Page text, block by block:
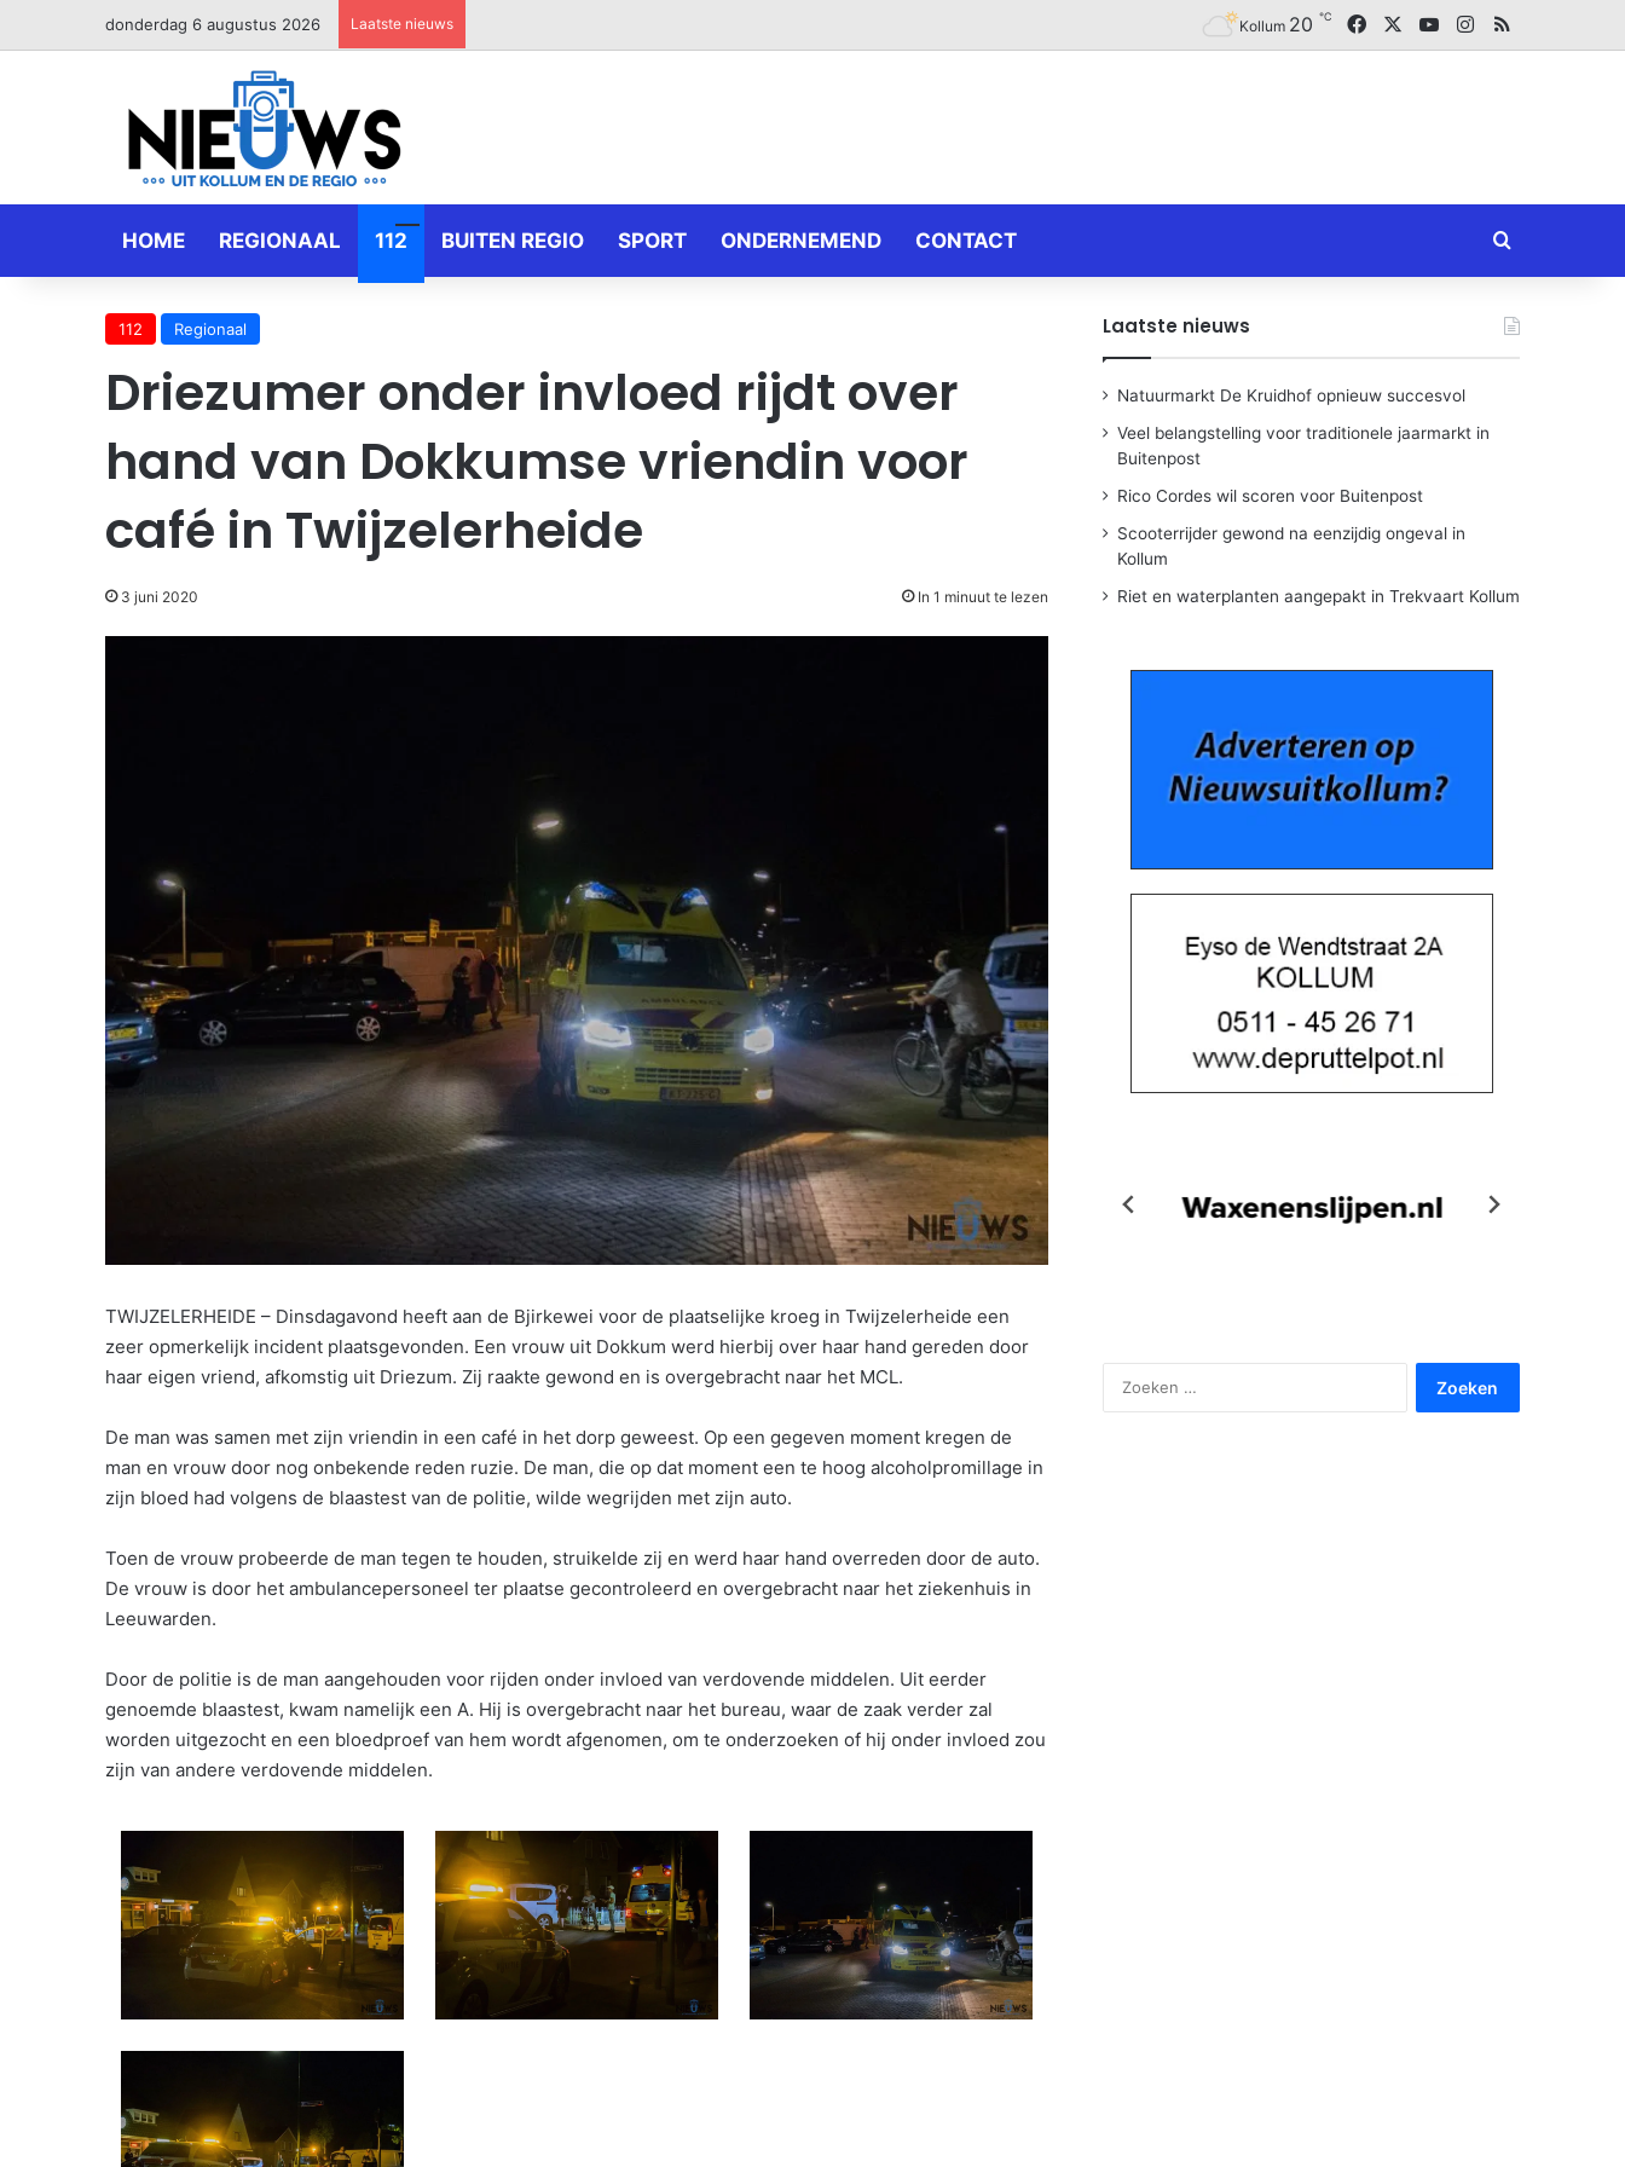
donderdag 6 augustus 2026 Laatste nieuws Kollum 20 ℃ FacebookYouTubeInstagram
RSS
HOME REGIONAAL 112 BUITEN REGIO SPORT ONDERNEMEND CONTACT Zoeken naar
112 Regionaal
Driezumer onder invloed rijdt over
hand van Dokkumse vriendin voor
café in Twijzelerheide
3 juni 2020 In 1 minuut te lezen
TWIJZELERHEIDE – Dinsdagavond heeft aan de Bjirkewei voor de plaatselijke kroeg in Twijzelerheide een
zeer opmerkelijk incident plaatsgevonden. Een vrouw uit Dokkum werd hierbij over haar hand gereden door
haar eigen vriend, afkomstig uit Driezum. Zij raakte gewond en is overgebracht naar het MCL.
De man was samen met zijn vriendin in een café in het dorp geweest. Op een gegeven moment kregen de
man en vrouw door nog onbekende reden ruzie. De man, die op dat moment een te hoog alcoholpromillage in
zijn bloed had volgens de blaastest van de politie, wilde wegrijden met zijn auto.
Toen de vrouw probeerde de man tegen te houden, struikelde zij en werd haar hand overreden door de auto.
De vrouw is door het ambulancepersoneel ter plaatse gecontroleerd en overgebracht naar het ziekenhuis in
Leeuwarden.
Door de politie is de man aangehouden voor rijden onder invloed van verdovende middelen. Uit eerder
genoemde blaastest, kwam namelijk een A. Hij is overgebracht naar het bureau, waar de zaak verder zal
worden uitgezocht en een bloedproef van hem wordt afgenomen, om te onderzoeken of hij onder invloed zou
zijn van andere verdovende middelen.
Laatste nieuws
Natuurmarkt De Kruidhof opnieuw succesvol
Veel belangstelling voor traditionele jaarmarkt in
Buitenpost
Rico Cordes wil scoren voor Buitenpost
Scooterrijder gewond na eenzijdig ongeval in
Kollum
Riet en waterplanten aangepakt in Trekvaart Kollum
naar: